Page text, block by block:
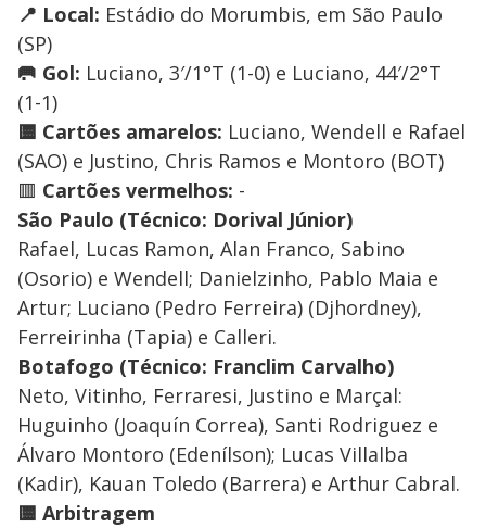
📍 Local: Estádio do Morumbis, em São Paulo
(SP)
🥅 Gol: Luciano, 3′/1°T (1-0) e Luciano, 44′/2°T
(1-1)
🟨 Cartões amarelos: Luciano, Wendell e Rafael
(SAO) e Justino, Chris Ramos e Montoro (BOT)
🟥 Cartões vermelhos: -
São Paulo (Técnico: Dorival Júnior)
Rafael, Lucas Ramon, Alan Franco, Sabino
(Osorio) e Wendell; Danielzinho, Pablo Maia e
Artur; Luciano (Pedro Ferreira) (Djhordney),
Ferreirinha (Tapia) e Calleri.
Botafogo (Técnico: Franclim Carvalho)
Neto, Vitinho, Ferraresi, Justino e Marçal:
Huguinho (Joaquín Correa), Santi Rodriguez e
Álvaro Montoro (Edenílson); Lucas Villalba
(Kadir), Kauan Toledo (Barrera) e Arthur Cabral.
🟨 Arbitragem